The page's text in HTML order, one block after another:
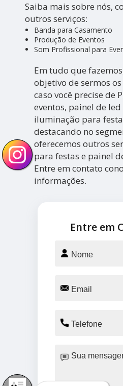
Saiba mais sobre nós,
outros serviços:
Banda para Casamento
Produção de Eventos
Som Profissional para
Em tudo que
objetivo de sermos
caso você precise de
eventos, painel de
iluminação para
destacando no
oferecemos outros
para festas e painel
Entre em contato
informações.
Entre em